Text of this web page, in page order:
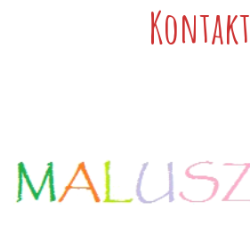
Kontakt